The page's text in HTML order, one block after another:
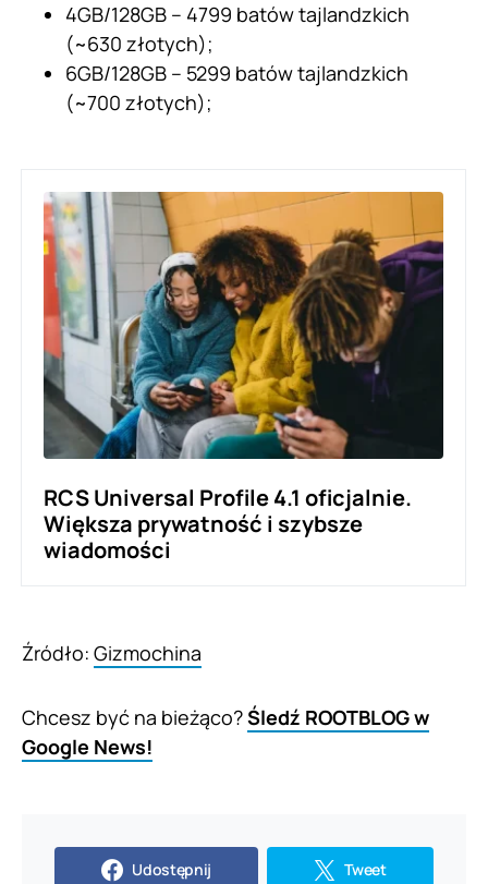
4GB/128GB – 4799 batów tajlandzkich
(~630 złotych);
6GB/128GB – 5299 batów tajlandzkich
(~700 złotych);
RCS Universal Profile 4.1 oficjalnie.
Większa prywatność i szybsze
wiadomości
Źródło: Gizmochina
Chcesz być na bieżąco?Śledź ROOTBLOG w
Google News!
Udostępnij Tweet